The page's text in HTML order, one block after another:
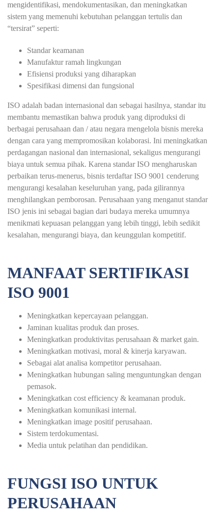
mengidentifikasi, mendokumentasikan, dan meningkatkan
sistem yang memenuhi kebutuhan pelanggan tertulis dan
“tersirat” seperti:
Standar keamanan
Manufaktur ramah lingkungan
Efisiensi produksi yang diharapkan
Spesifikasi dimensi dan fungsional
ISO adalah badan internasional dan sebagai hasilnya, standar itu
membantu memastikan bahwa produk yang diproduksi di
berbagai perusahaan dan / atau negara mengelola bisnis mereka
dengan cara yang mempromosikan kolaborasi. Ini meningkatkan
perdagangan nasional dan internasional, sekaligus mengurangi
biaya untuk semua pihak. Karena standar ISO mengharuskan
perbaikan terus-menerus, bisnis terdaftar ISO 9001 cenderung
mengurangi kesalahan keseluruhan yang, pada gilirannya
menghilangkan pemborosan. Perusahaan yang menganut standar
ISO jenis ini sebagai bagian dari budaya mereka umumnya
menikmati kepuasan pelanggan yang lebih tinggi, lebih sedikit
kesalahan, mengurangi biaya, dan keunggulan kompetitif.
MANFAAT SERTIFIKASI
ISO 9001
Meningkatkan kepercayaan pelanggan.
Jaminan kualitas produk dan proses.
Meningkatkan produktivitas perusahaan & market gain.
Meningkatkan motivasi, moral & kinerja karyawan.
Sebagai alat analisa kompetitor perusahaan.
Meningkatkan hubungan saling menguntungkan dengan
pemasok.
Meningkatkan cost efficiency & keamanan produk.
Meningkatkan komunikasi internal.
Meningkatkan image positif perusahaan.
Sistem terdokumentasi.
Media untuk pelatihan dan pendidikan.
FUNGSI ISO UNTUK
PERUSAHAAN